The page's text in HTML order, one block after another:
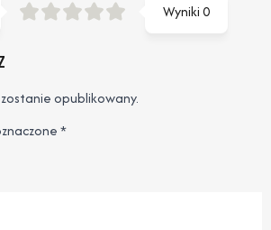
Wyniki0
opublikowany.
*